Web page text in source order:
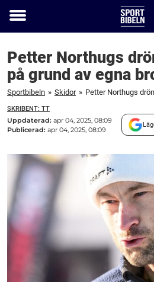
Toggle
Petter Northugs
på grund av egna
Sportbibeln » Skidor »
SKRIBENT: TT
Uppdaterad: apr 04, 2025, 08:09
Publicerad: apr 04, 2025, 08:09